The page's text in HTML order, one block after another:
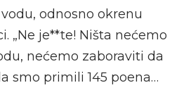
odnosno okrenu
„Ne je**te! Ništa nećemo
nećemo zaboraviti da
smo primili 145 poena…